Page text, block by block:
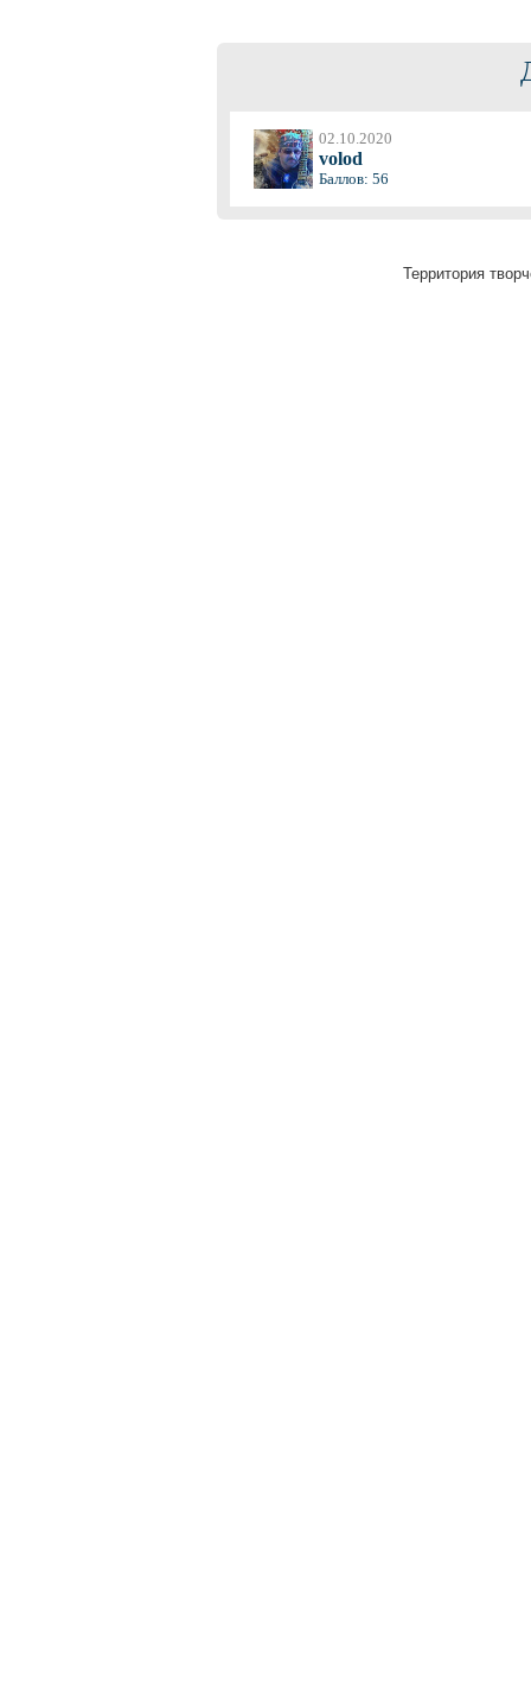
02.10.2020
volod
Баллов: 56
Территория